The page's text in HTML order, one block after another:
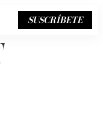
SUSCRÍBETE